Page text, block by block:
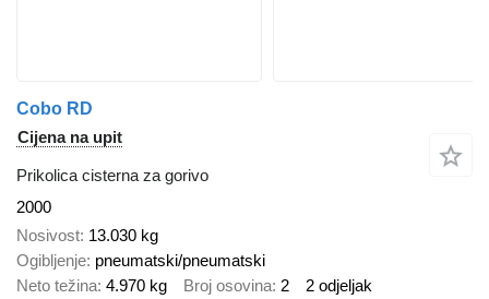
Cobo RD
Cijena na upit
Prikolica cisterna za gorivo
2000
Nosivost 13.030 kg
Ogibljenje pneumatski/pneumatski
Neto težina 4.970 kg Broj osovina 2 2 odjeljak